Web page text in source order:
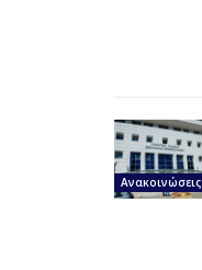
Ανακοινώσεις